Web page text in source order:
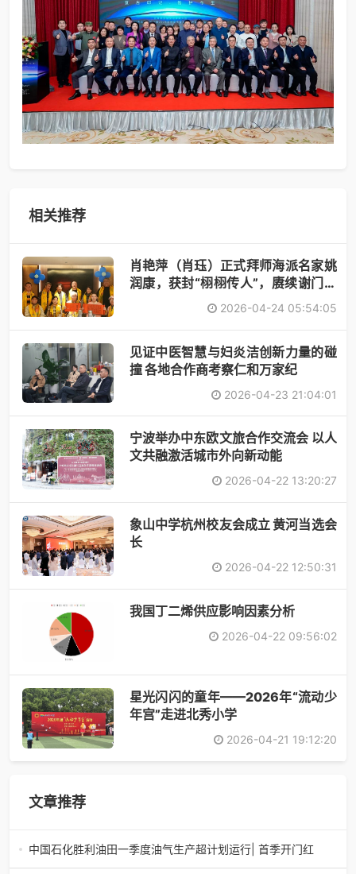
相关推荐
肖艳萍（肖珏）正式拜师海派名家姚
润康，获封“栩栩传人”，赓续谢门艺
2026-04-24 05:54:05
见证中医智慧与妇炎洁创新力量的碰
撞 各地合作商考察仁和万家纪
2026-04-23 21:04:01
宁波举办中东欧文旅合作交流会 以人
文共融激活城市外向新动能
2026-04-22 13:20:27
象山中学杭州校友会成立 黄河当选会
长
2026-04-22 12:50:31
​我国丁二烯供应影响因素分析
2026-04-22 09:56:02
星光闪闪的童年——2026年“流动少
年宫”走进北秀小学
2026-04-21 19:12:20
文章推荐
中国石化胜利油田一季度油气生产超计划运行| 首季开门红
中国石化胜利油田一季度油气生产超计划运行| 首季开门红济